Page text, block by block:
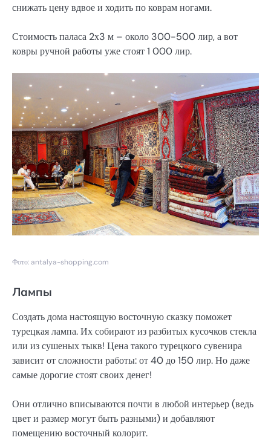
снижать цену вдвое и ходить по коврам ногами.
Стоимость паласа 2х3 м – около 300-500 лир, а вот
ковры ручной работы уже стоят 1 000 лир.
Фото: antalya-shopping.com
Лампы
Создать дома настоящую восточную сказку поможет
турецкая лампа. Их собирают из разбитых кусочков стекла
или из сушеных тыкв! Цена такого турецкого сувенира
зависит от сложности работы: от 40 до 150 лир. Но даже
самые дорогие стоят своих денег!
Они отлично вписываются почти в любой интерьер (ведь
цвет и размер могут быть разными) и добавляют
помещению восточный колорит.